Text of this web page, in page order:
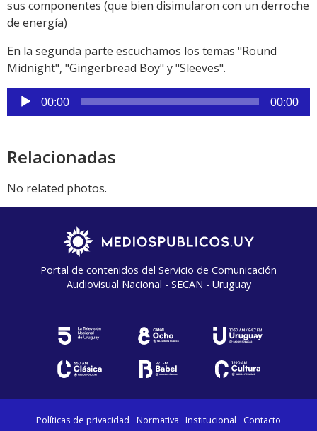
sus componentes (que bien disimularon con un derroche
de energía)
En la segunda parte escuchamos los temas "Round
Midnight", "Gingerbread Boy" y "Sleeves".
Reproductor
de
00:00 00:00
Relacionadas
No related photos.
Portal de contenidos del Servicio de Comunicación
Audiovisual Nacional - SECAN - Uruguay
Políticas de privacidad Normativa Institucional Contacto